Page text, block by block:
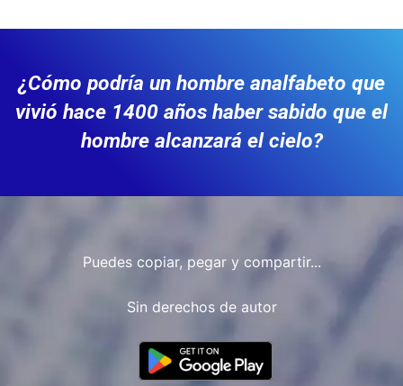
¿Cómo podría un hombre analfabeto que
vivió hace 1400 años haber sabido que el
hombre alcanzará el cielo?
Puedes copiar, pegar y compartir...
Sin derechos de autor